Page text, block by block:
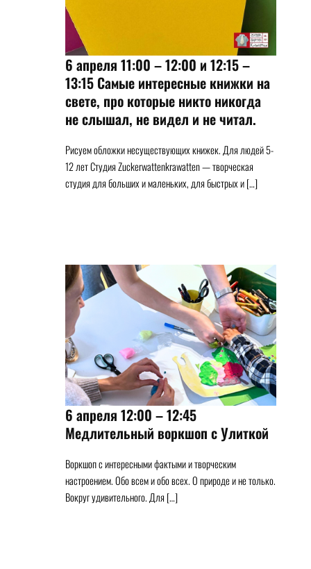
6 апреля 11:00 – 12:00 и 12:15 –
13:15 Самые интересные книжки на
свете, про которые никто никогда
не слышал, не видел и не читал.
Рисуем обложки несуществующих книжек. Для людей 5-
12 лет Студия Zuckerwattenkrawatten — творческая
студия для больших и маленьких, для быстрых и […]
6 апреля 12:00 – 12:45
Медлительный воркшоп с Улиткой
Воркшоп с интересными фактыми и творческим
настроением. Обо всем и обо всех. О природе и не только.
Вокруг удивительного. Для […]